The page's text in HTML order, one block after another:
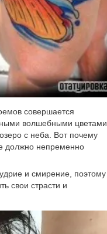
совершается
волшебными цветами.
с неба. Вот почему
должно непременно
и смирение, поэтому
свои страсти и